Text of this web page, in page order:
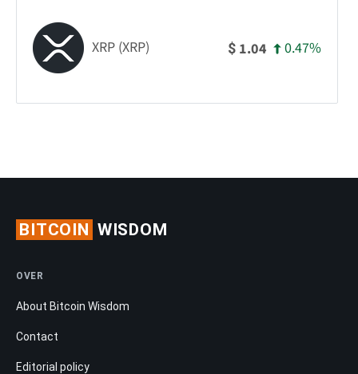
XRP (XRP) $ 1.04 0.47%
BITCOIN WISDOM
OVER
About Bitcoin Wisdom
Contact
Editorial policy